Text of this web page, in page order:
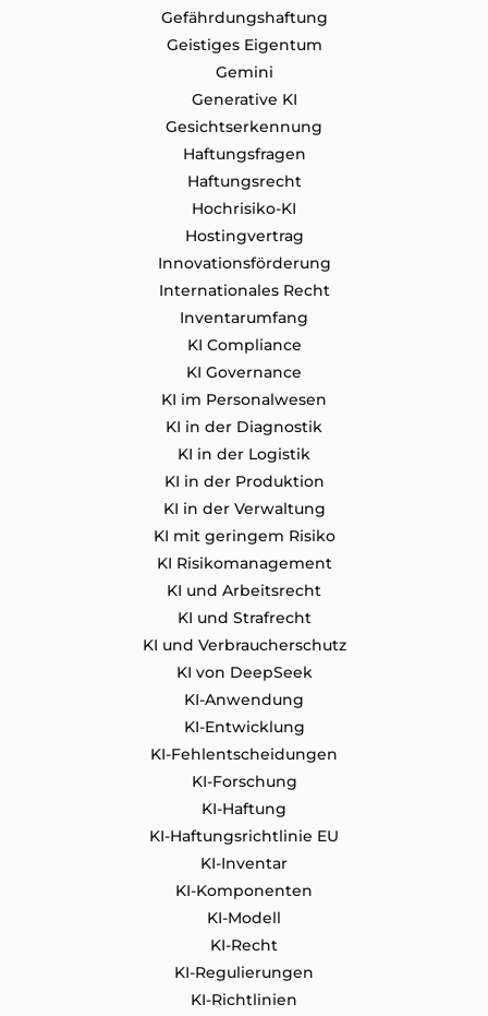
Gefährdungshaftung
Geistiges Eigentum
Gemini
Generative KI
Gesichtserkennung
Haftungsfragen
Haftungsrecht
Hochrisiko-KI
Hostingvertrag
Innovationsförderung
Internationales Recht
Inventarumfang
KI Compliance
KI Governance
KI im Personalwesen
KI in der Diagnostik
KI in der Logistik
KI in der Produktion
KI in der Verwaltung
KI mit geringem Risiko
KI Risikomanagement
KI und Arbeitsrecht
KI und Strafrecht
KI und Verbraucherschutz
KI von DeepSeek
KI-Anwendung
KI-Entwicklung
KI-Fehlentscheidungen
KI-Forschung
KI-Haftung
KI-Haftungsrichtlinie EU
KI-Inventar
KI-Komponenten
KI-Modell
KI-Recht
KI-Regulierungen
KI-Richtlinien